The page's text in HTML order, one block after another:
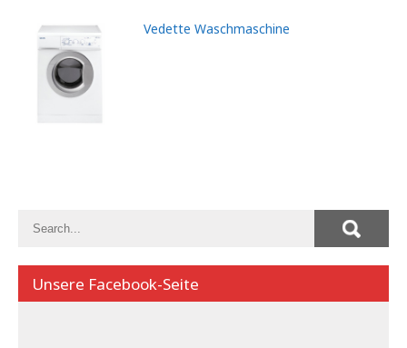
Vedette Waschmaschine
Unsere Facebook-Seite